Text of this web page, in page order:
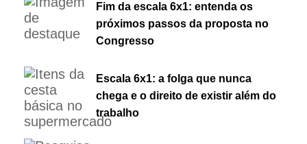
Fim da escala 6x1: entenda os
próximos passos da proposta no
Congresso
Escala 6x1: a folga que nunca
chega e o direito de existir além do
trabalho